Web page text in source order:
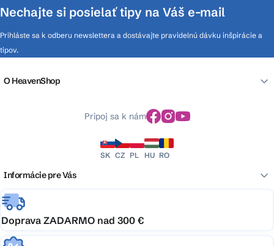
Nechajte si posielať tipy na Váš e-mail
Prihláste sa k odberu newslettera a dostávajte pravidelnú dávku inšpirácie a
tipov.
O HeavenShop
Pripoj sa k nám
SK CZ PL HU RO
Informácie pre Vás
Doprava ZADARMO nad 300 €